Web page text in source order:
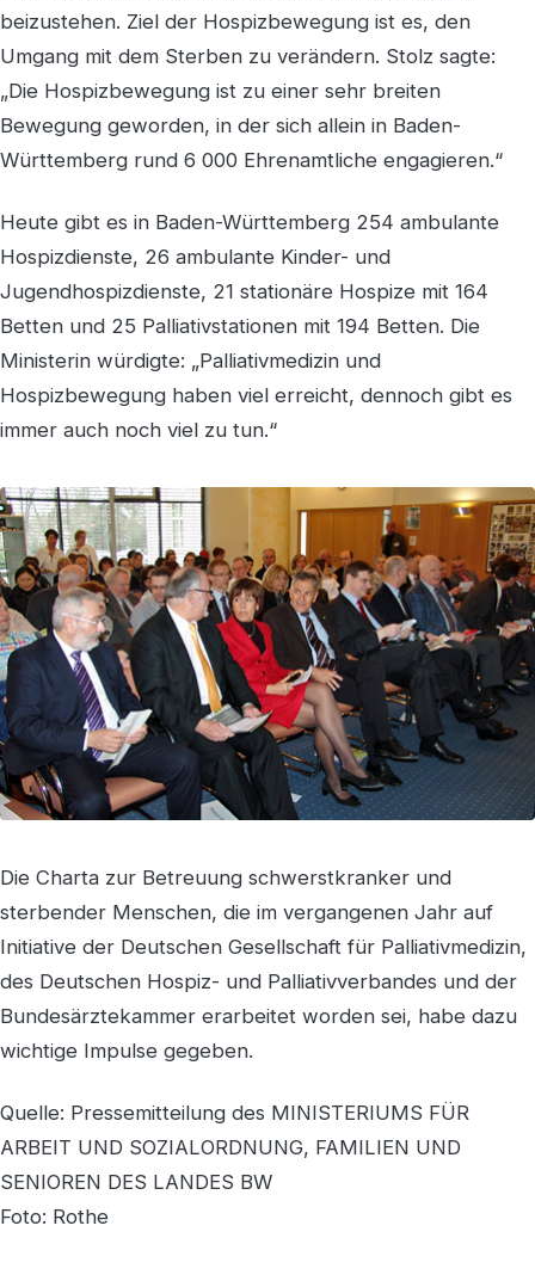
beizustehen. Ziel der Hospizbewegung ist es, den
Umgang mit dem Sterben zu verändern. Stolz sagte:
„Die Hospizbewegung ist zu einer sehr breiten
Bewegung geworden, in der sich allein in Baden-
Württemberg rund 6 000 Ehrenamtliche engagieren.“
Heute gibt es in Baden-Württemberg 254 ambulante
Hospizdienste, 26 ambulante Kinder- und
Jugendhospizdienste, 21 stationäre Hospize mit 164
Betten und 25 Palliativstationen mit 194 Betten. Die
Ministerin würdigte: „Palliativmedizin und
Hospizbewegung haben viel erreicht, dennoch gibt es
immer auch noch viel zu tun.“
Die Charta zur Betreuung schwerstkranker und
sterbender Menschen, die im vergangenen Jahr auf
Initiative der Deutschen Gesellschaft für Palliativmedizin,
des Deutschen Hospiz- und Palliativverbandes und der
Bundesärztekammer erarbeitet worden sei, habe dazu
wichtige Impulse gegeben.
Quelle: Pressemitteilung des MINISTERIUMS FÜR
ARBEIT UND SOZIALORDNUNG, FAMILIEN UND
SENIOREN DES LANDES BW
Foto: Rothe